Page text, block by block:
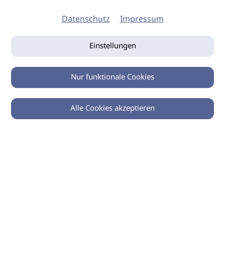
Datenschutz Impressum
Einstellungen
Nur funktionale Cookies
Alle Cookies akzeptieren